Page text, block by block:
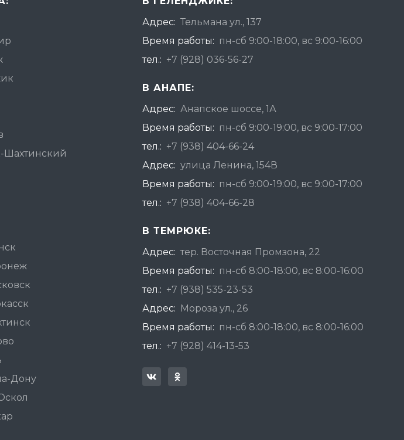
Шахтинский
Дону
Адрес: Тельмана ул., 137
Время работы: пн-сб 9:00-18:00, вс 9:00-16:00
тел.: +7 (928) 036-56-27
В АНАПЕ:
Адрес: Анапское шоссе, 1А
Время работы: пн-сб 9:00-19:00, вс 9:00-17:00
тел.: +7 (938) 404-66-24
Адрес: улица Ленина, 154В
Время работы: пн-сб 9:00-19:00, вс 9:00-17:00
тел.: +7 (938) 404-66-28
В ТЕМРЮКЕ:
Адрес: тер. Восточная Промзона, 22
Время работы: пн-сб 8:00-18:00, вс 8:00-16:00
тел.: +7 (938) 535-23-53
Адрес:
Мороза ул., 26
Время работы: пн-сб 8:00-18:00, вс 8:00-16:00
тел.: +7 (928) 414-13-53